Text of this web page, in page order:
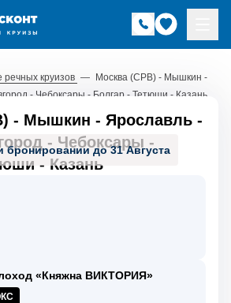
речных круизов — Москва (СРВ) - Мышкин -
- Чебоксары - Болгар - Тетюши - Казань
бронировании до 31 Августа
- Мышкин - Ярославль -
- Чебоксары -
- Казань
«Княжна ВИКТОРИЯ»